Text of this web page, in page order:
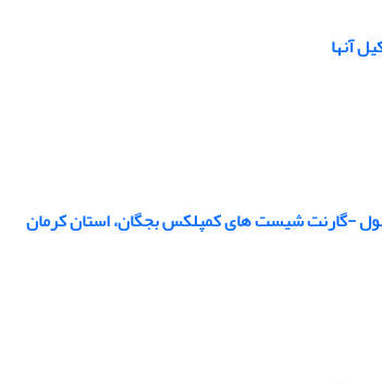
آنها
-گارنت شیست های کمپلکس بجگان، استان کرمان